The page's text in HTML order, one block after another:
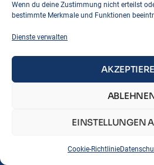
Wenn du deine Zustimmung nicht erteilst
bestimmte Merkmale und Funktionen
Dienste verwalten
EINSTELLUNGEN
Cookie-Richtlinie
BLSV